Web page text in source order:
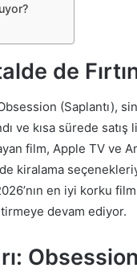
de
(Saplantı),
ve kısa sürede
film, Apple TV ve
kiralama
en iyi korku
devam ediyor.